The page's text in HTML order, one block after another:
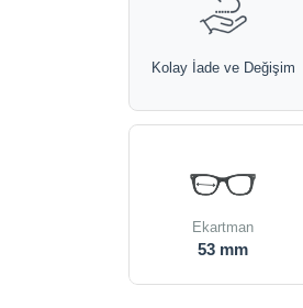
Kolay İade ve Değişim
Ekartman
53 mm